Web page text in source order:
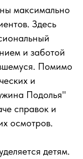
максимально
Здесь
и заботой
Помимо
и
Подолья"
справок и
осмотров.
детям.